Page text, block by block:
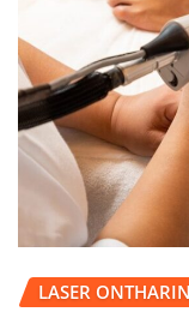
LASER